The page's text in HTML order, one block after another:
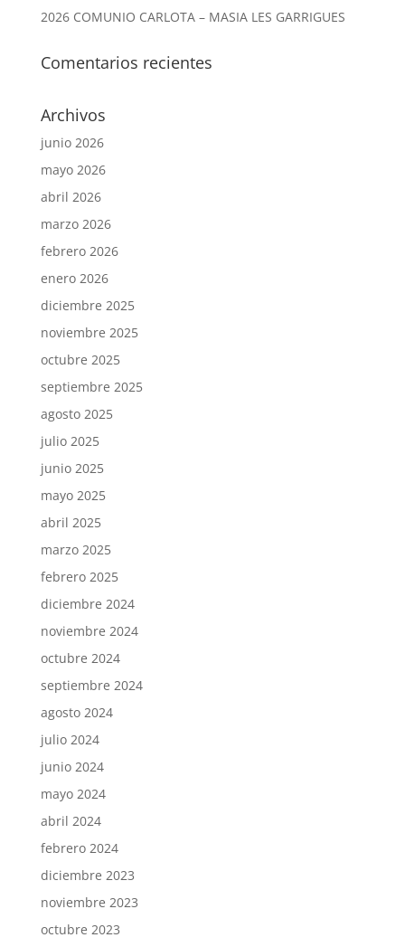
2026 COMUNIO CARLOTA – MASIA LES GARRIGUES
Comentarios recientes
Archivos
junio 2026
mayo 2026
abril 2026
marzo 2026
febrero 2026
enero 2026
diciembre 2025
noviembre 2025
octubre 2025
septiembre 2025
agosto 2025
julio 2025
junio 2025
mayo 2025
abril 2025
marzo 2025
febrero 2025
diciembre 2024
noviembre 2024
octubre 2024
septiembre 2024
agosto 2024
julio 2024
junio 2024
mayo 2024
abril 2024
febrero 2024
diciembre 2023
noviembre 2023
octubre 2023